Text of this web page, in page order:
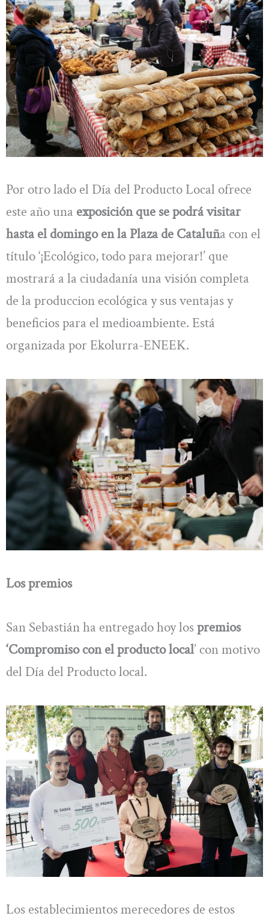
Por otro lado el Día del Producto Local ofrece
este año una exposición que se podrá visitar
hasta el domingo en la Plaza de Cataluña con el
título ‘¡Ecológico, todo para mejorar!’ que
mostrará a la ciudadanía una visión completa
de la produccion ecológica y sus ventajas y
beneficios para el medioambiente. Está
organizada por Ekolurra-ENEEK.
Los premios
San Sebastián ha entregado hoy lospremios
‘Compromiso con el producto local’ con motivo
del Día del Producto local.
Los establecimientos merecedores de estos